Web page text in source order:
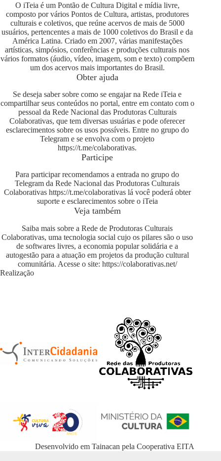
O iTeia é um Pontão de Cultura Digital e mídia livre,
composto por vários Pontos de Cultura, artistas, produtores
culturais e coletivos, que reúne acervos de mais de 5000
usuários, pertencentes a mais de 1000 coletivos do Brasil e da
América Latina. Criado em 2007, várias manifestações
artísticas, simpósios, conferências e produções culturais nos
vários formatos (áudio, vídeo, imagem, som e texto) compõem
um dos acervos mais importantes do Brasil.
Obter ajuda
Se deseja saber sobre como se engajar na Rede iTeia e
compartilhar seus conteúdos no portal, entre em contato com o
pessoal da Rede Nacional das Produtoras Culturais
Colaborativas, que tem diversas usuárias e pode oferecer
esclarecimentos sobre os usos possíveis. Entre no grupo do
Telegram e se envolva com o projeto
https://t.me/colaborativas.
Participe
Para participar recomendamos a entrada no grupo do
Telegram da Rede Nacional das Produtoras Culturais
Colaborativas https://t.me/colaborativaslá você poderá obter
suporte e esclarecimentos sobre o iTeia
Veja também
Saiba mais sobre a Rede de Produtoras Culturais
Colaborativas, uma tecnologia social cujo os pilares são o uso
de softwares livres, a economia popular solidária e a
autogestão para a atuação em projetos da produção cultural
comunitária. Acesse o site: https://colaborativas.net/
Realização
Desenvolvido emTainacan pelaCooperativa EITA